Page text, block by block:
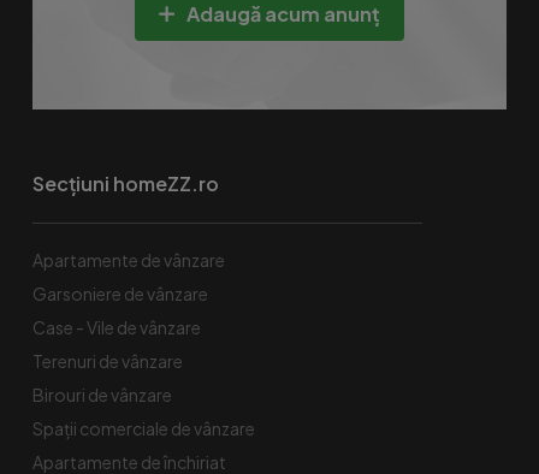
Adaugă acum anunț
Secțiuni homeZZ.ro
Apartamente de vânzare
Garsoniere de vânzare
Case - Vile de vânzare
Terenuri de vânzare
Birouri de vânzare
Spaţii comerciale de vânzare
Apartamente de închiriat